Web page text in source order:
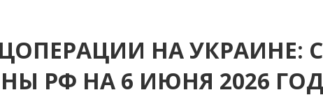
НА УКРАИНЕ:
РФ НА 6 ИЮНЯ 2026